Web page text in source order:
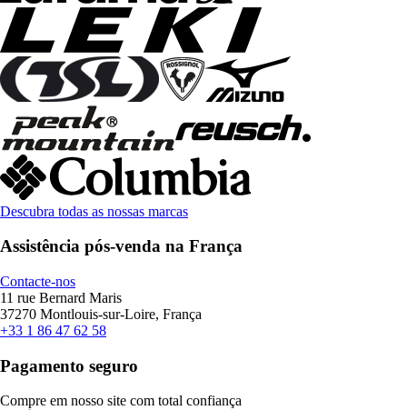
Descubra todas as nossas marcas
Assistência pós-venda na França
Contacte-nos
11 rue Bernard Maris
37270 Montlouis-sur-Loire, França
+33 1 86 47 62 58
Pagamento seguro
Compre em nosso site com total confiança